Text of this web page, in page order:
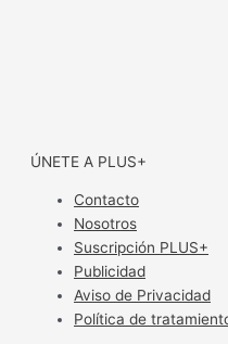
ÚNETE A PLUS+
Contacto
Nosotros
Suscripción PLUS+
Publicidad
Aviso de Privacidad
Política de